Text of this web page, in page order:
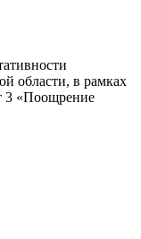
области, в рамках
3 «Поощрение